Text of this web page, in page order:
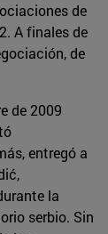
de
A finales de
de
de 2009
entregó a
la
serbio. Sin